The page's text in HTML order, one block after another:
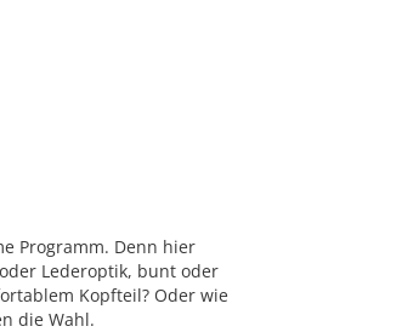
Programm. Denn hier
Lederoptik, bunt oder
Kopfteil? Oder wie
die Wahl.